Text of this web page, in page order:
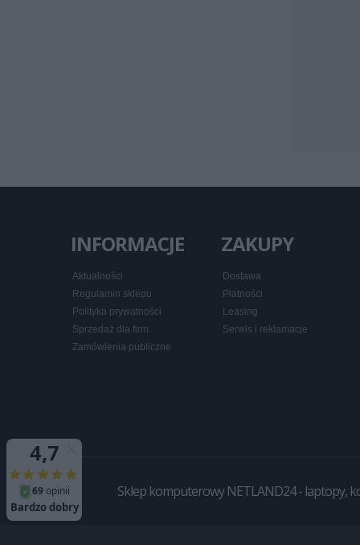
INFORMACJE
Aktualności
Regulamin sklepu
Polityka prywatności
Sprzedaż dla firm
Zamówienia publiczne
ZAKUPY
Dostawa
Płatności
Leasing
Serwis i reklamacje
Sklep komputerowy NETLAND24 - laptopy,